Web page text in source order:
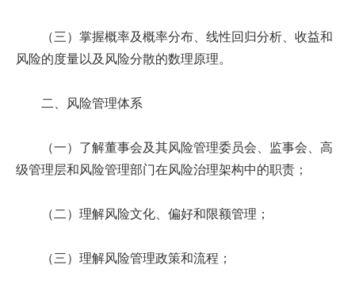
（三）掌握概率及概率分布、线性回归分析、收益和
风险的度量以及风险分散的数理原理。
二、风险管理体系
（一）了解董事会及其风险管理委员会、监事会、高
级管理层和风险管理部门在风险治理架构中的职责；
（二）理解风险文化、偏好和限额管理；
（三）理解风险管理政策和流程；